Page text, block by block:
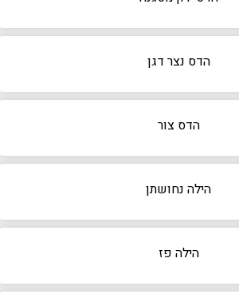
הדס נצר דגן
הדס צור
הילה נחושתן
הילה פז